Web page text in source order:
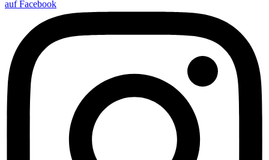
auf Facebook